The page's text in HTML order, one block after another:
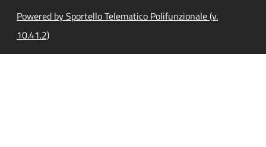
Powered by Sportello Telematico Polifunzionale (v.
10.41.2)